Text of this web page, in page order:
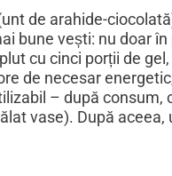
de arahide-
bune vești: nu doar
cu cinci porții de
de necesar
– după consum,
vase). După